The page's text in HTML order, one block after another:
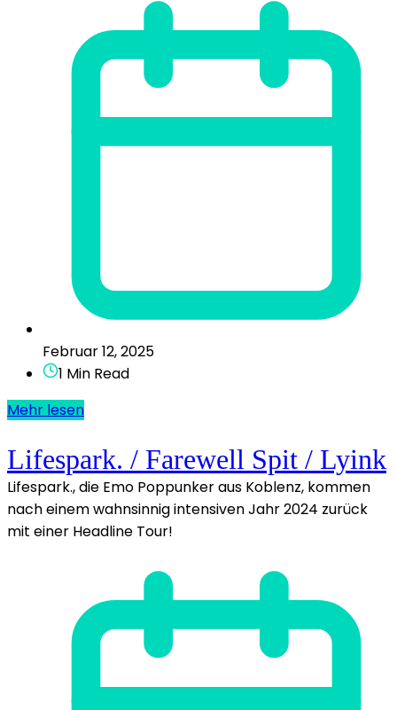
Februar 12, 2025
1 Min Read
Mehr lesen
Lifespark. / Farewell Spit / Lyink
Lifespark., die Emo Poppunker aus Koblenz, kommen
nach einem wahnsinnig intensiven Jahr 2024 zurück
mit einer Headline Tour!